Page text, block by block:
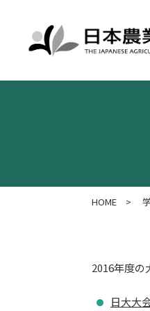
HOME >
2016年度の
日大大